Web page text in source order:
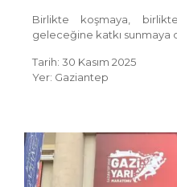
Birlikte koşmaya,
geleceğine katkı sunmaya
Tarih: 30 Kasım 2025
Yer: Gaziantep